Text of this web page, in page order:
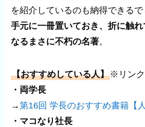
を紹介しているのも納得できるで
手元に一冊置いておき、折に触れ
なるまさに不朽の名著。
【おすすめしている人】※リンク
・ 両学長
→第16回 学長のおすすめ書籍【人
・マコなり社長